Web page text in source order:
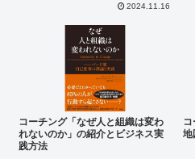
2024.11.16
コーチング「なぜ人と組織は変わ
れないのか」の紹介とビジネス実
践方法
地